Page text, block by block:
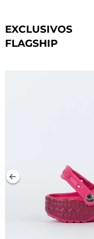
EXCLUSIVOS
FLAGSHIP